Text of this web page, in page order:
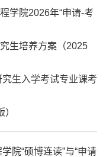
学院2026年“申请-考
生培养方案（2025
生入学考试专业课考
院“硕博连读”与“申请